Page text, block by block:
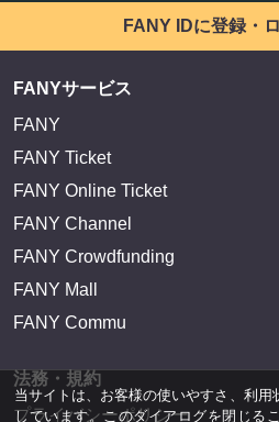
FANY IDに登録・
FANYサービス
FANY
FANY Ticket
FANY Online Ticket
FANY Channel
FANY Crowdfunding
FANY Mall
FANY Commu
法務・規約
プライバシーポリシー
当サイトは、お客様の使いやすさ、利
しています。このダイアログを閉じる